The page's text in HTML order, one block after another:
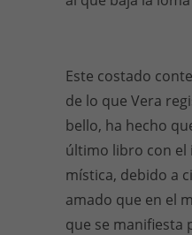
Este costado
de lo que Vera
bello, ha hecho
último libro con el
mística, debido a
amado que en el
que se manifiesta